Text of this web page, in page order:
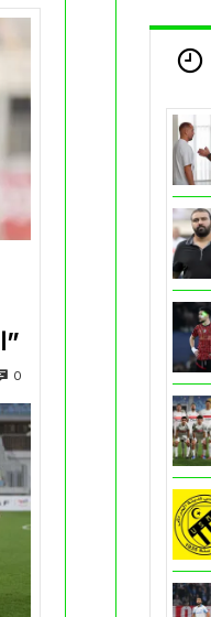
الكرة الجزائرية في المسابقات القارية”
0